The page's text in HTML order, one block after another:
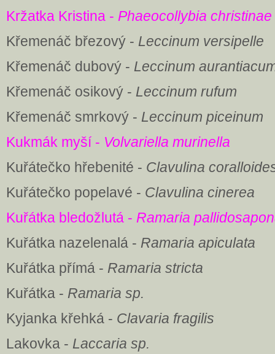
Kržatka Kristina - Phaeocollybia christinae
Křemenáč březový - Leccinum versipelle
Křemenáč dubový - Leccinum
Křemenáč osikový - Leccinum rufum
Křemenáč smrkový - Leccinum piceinum
Kukmák myší - Volvariella murinella
Kuřátečko hřebenité - Clavulina
Kuřátečko popelavé - Clavulina cinerea
Kuřátka bledožlutá - Ramaria
Kuřátka nazelenalá - Ramaria apiculata
Kuřátka přímá - Ramaria stricta
Kuřátka - Ramaria sp.
Kyjanka křehká - Clavaria fragilis
Lakovka - Laccaria sp.